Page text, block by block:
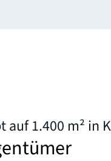
1.400 m² in